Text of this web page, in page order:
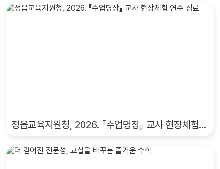
정읍교육지원청, 2026. 『수업명장』 교사 현장체험 연수 성료